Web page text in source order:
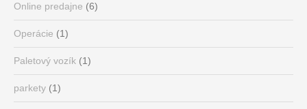
Online predajne (6)
Operácie (1)
Paletový vozík (1)
parkety (1)